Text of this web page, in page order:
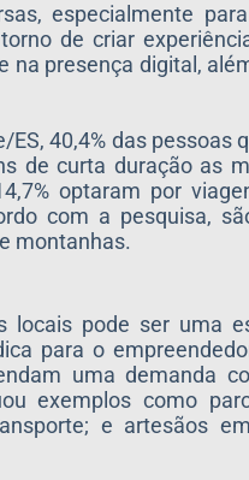
especialmente
de criar
na presença digital,
ES, 40,4% das pessoas
de curta duração as
optaram por
com a pesquisa,
montanhas.
locais pode ser uma
para o
uma demanda
exemplos como
e artesãos